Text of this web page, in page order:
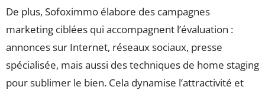
De plus, Sofoximmo élabore des campagnes
marketing ciblées qui accompagnent l’évaluation :
annonces sur Internet, réseaux sociaux, presse
spécialisée, mais aussi des techniques de home staging
pour sublimer le bien. Cela dynamise l’attractivité et